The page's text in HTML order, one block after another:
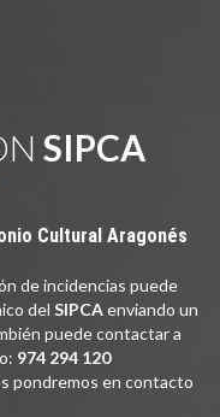
SIPCA
Cultural Aragonés
de incidencias puede
del SIPCAenviando un
puede contactar a
974 294 120
pondremos en contacto